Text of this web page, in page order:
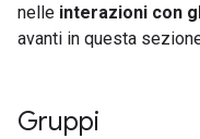
nelle interazioni con
avanti in questa
Gruppi